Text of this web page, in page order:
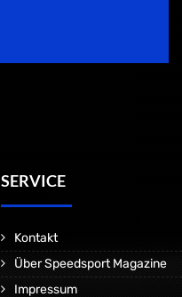
SERVICE
Kontakt
Über Speedsport Magazine
Impressum